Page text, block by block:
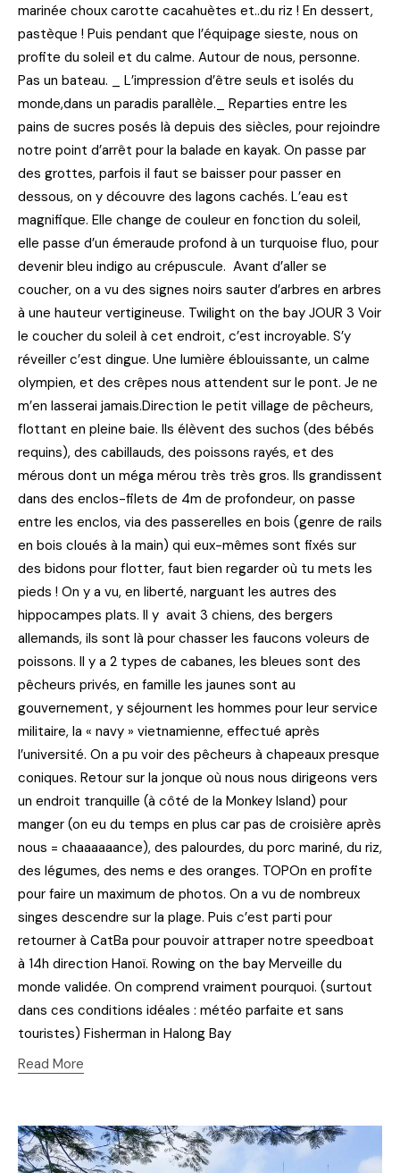
marinée choux carotte cacahuètes et..du riz ! En dessert,
pastèque ! Puis pendant que l’équipage sieste, nous on
profite du soleil et du calme. Autour de nous, personne.
Pas un bateau. _ L’impression d’être seuls et isolés du
monde,dans un paradis parallèle._ Reparties entre les
pains de sucres posés là depuis des siècles, pour rejoindre
notre point d’arrêt pour la balade en kayak. On passe par
des grottes, parfois il faut se baisser pour passer en
dessous, on y découvre des lagons cachés. L’eau est
magnifique. Elle change de couleur en fonction du soleil,
elle passe d’un émeraude profond à un turquoise fluo, pour
devenir bleu indigo au crépuscule. Avant d’aller se
coucher, on a vu des signes noirs sauter d’arbres en arbres
à une hauteur vertigineuse. Twilight on the bay JOUR 3 Voir
le coucher du soleil à cet endroit, c’est incroyable. S’y
réveiller c’est dingue. Une lumière éblouissante, un calme
olympien, et des crêpes nous attendent sur le pont. Je ne
m’en lasserai jamais.Direction le petit village de pêcheurs,
flottant en pleine baie. Ils élèvent des suchos (des bébés
requins), des cabillauds, des poissons rayés, et des
mérous dont un méga mérou très très gros. Ils grandissent
dans des enclos-filets de 4m de profondeur, on passe
entre les enclos, via des passerelles en bois (genre de rails
en bois cloués à la main) qui eux-mêmes sont fixés sur
des bidons pour flotter, faut bien regarder où tu mets les
pieds ! On y a vu, en liberté, narguant les autres des
hippocampes plats. Il y avait 3 chiens, des bergers
allemands, ils sont là pour chasser les faucons voleurs de
poissons. Il y a 2 types de cabanes, les bleues sont des
pêcheurs privés, en famille les jaunes sont au
gouvernement, y séjournent les hommes pour leur service
militaire, la « navy » vietnamienne, effectué après
l’université. On a pu voir des pêcheurs à chapeaux presque
coniques. Retour sur la jonque où nous nous dirigeons vers
un endroit tranquille (à côté de la Monkey Island) pour
manger (on eu du temps en plus car pas de croisière après
nous = chaaaaaance), des palourdes, du porc mariné, du riz,
des légumes, des nems e des oranges. TOPOn en profite
pour faire un maximum de photos. On a vu de nombreux
singes descendre sur la plage. Puis c’est parti pour
retourner à CatBa pour pouvoir attraper notre speedboat
à 14h direction Hanoï. Rowing on the bay Merveille du
monde validée. On comprend vraiment pourquoi. (surtout
dans ces conditions idéales : météo parfaite et sans
touristes) Fisherman in Halong Bay
Read More